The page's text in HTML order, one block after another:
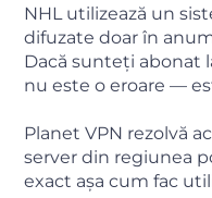
NHL utilizează un
difuzate doar în
Dacă sunteți abonat
nu este o eroare —
Planet VPN rezolvă
server din regiunea
exact așa cum fac